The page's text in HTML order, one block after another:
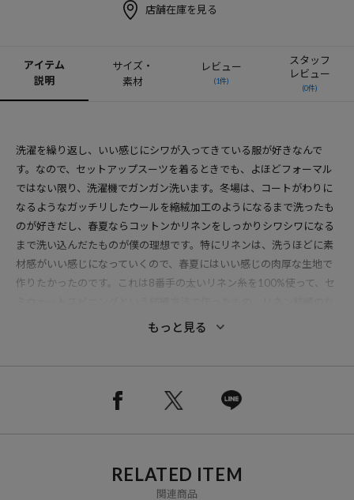
店舗在庫を見る
アイテム
説明
サイズ・
素材
レビュー
(1件)
スタッフ
レビュー
(0件)
洗濯を繰り返し、いい感じにシワが入ってきている服が好きなんで
す。なので、セットアップスーツを着るときでも、よほどフォーマル
ではない限り、洗濯機でガンガン洗います。冬場は、コートがわりに
なるようなガッチリしたウールを縮絨加工のようになるまで洗ったも
のが好きだし、春夏ならコットンかリネンをしっかりシワシワになる
まで洗い込んだたものが僕の理想です。特にリネンは、洗うほどに素
材感がいい感じになっていくので、春夏にはいい感じの肉厚な生地で
作りたかったのです。これは8番手の太いリネン糸を100%使って、セ
かでも古い歴史を持つこの手法は、太番手特有の粗野感や、この素材
は、大型のポケットを装備。ZINEはもちろんのこと、PCやA4サイズ
富な地下水があり、年間を通じて約15°Cの水が湧き出ていて、こちら
ではその水を使用しているそうです。工場では色々な工程で大量の水
もっと見る
RELATED ITEM
関連商品